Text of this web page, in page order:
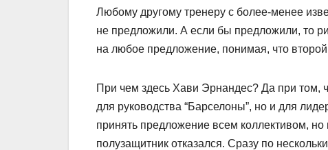
Любому другому тренеру с более-менее
не предложили. А если бы предложили, то
на любое предложение, понимая, что
При чем здесь Хави Эрнандес? Да при том,
для руководства “Барселоны”, но и для
принять предложение всем коллективом,
полузащитник отказался. Сразу по